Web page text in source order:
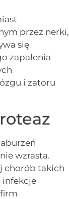
przez nerki,
się
zapalenia
i zatoru
wzrasta.
chorób takich
infekcje